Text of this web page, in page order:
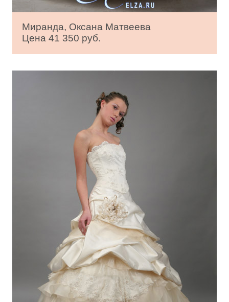
Миранда, Оксана Матвеева
Цена 41 350 руб.